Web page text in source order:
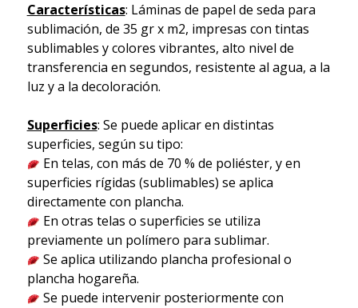
Características: Láminas de papel de seda para
sublimación, de 35 gr x m2, impresas con tintas
sublimables y colores vibrantes, alto nivel de
transferencia en segundos, resistente al agua, a la
luz y a la decoloración.
Superficies: Se puede aplicar en distintas
superficies, según su tipo:
En telas, con más de 70 % de poliéster, y en
superficies rígidas (sublimables) se aplica
directamente con plancha.
En otras telas o superficies se utiliza
previamente un polímero para sublimar.
Se aplica utilizando plancha profesional o
plancha hogareña.
Se puede intervenir posteriormente con